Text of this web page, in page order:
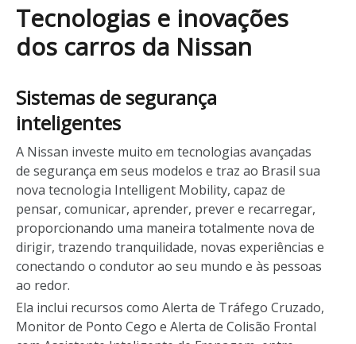
Tecnologias e inovações
dos carros da Nissan
Sistemas de segurança
inteligentes
A Nissan investe muito em tecnologias avançadas
de segurança em seus modelos e traz ao Brasil sua
nova tecnologia Intelligent Mobility, capaz de
pensar, comunicar, aprender, prever e recarregar,
proporcionando uma maneira totalmente nova de
dirigir, trazendo tranquilidade, novas experiências e
conectando o condutor ao seu mundo e às pessoas
ao redor.
Ela inclui recursos como Alerta de Tráfego Cruzado,
Monitor de Ponto Cego e Alerta de Colisão Frontal